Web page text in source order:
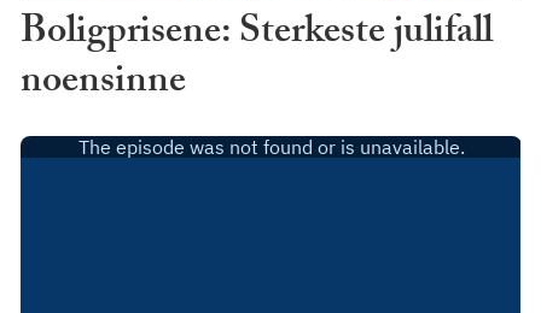
Boligprisene: Sterkeste julifall
noensinne